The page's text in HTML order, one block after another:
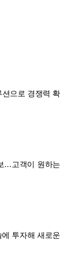
으로 경쟁력 확
고객이 원하는
투자해 새로운